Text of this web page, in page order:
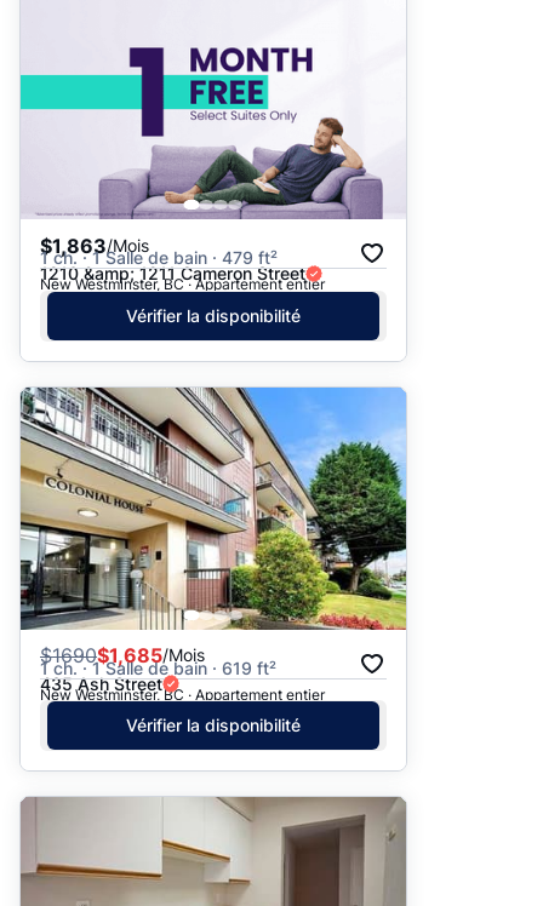
$1,863/Mois
1 ch. · 1 Salle de bain · 479 ft²
1210 &amp; 1211 Cameron Street
New Westminster, BC · Appartement entier
Vérifier la disponibilité
$1690$1,685/Mois
1 ch. · 1 Salle de bain · 619 ft²
435 Ash Street
New Westminster, BC · Appartement entier
Vérifier la disponibilité